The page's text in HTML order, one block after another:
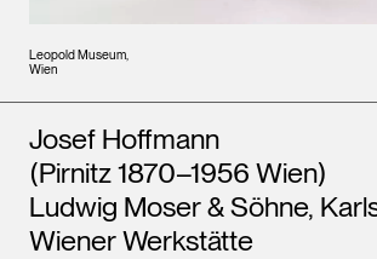
Leopold Museum,
Wien
Künstler*innen
Josef Hoffmann
(Pirnitz 1870–1956 Wien)
Ludwig Moser & Söhne,
Wiener Werkstätte